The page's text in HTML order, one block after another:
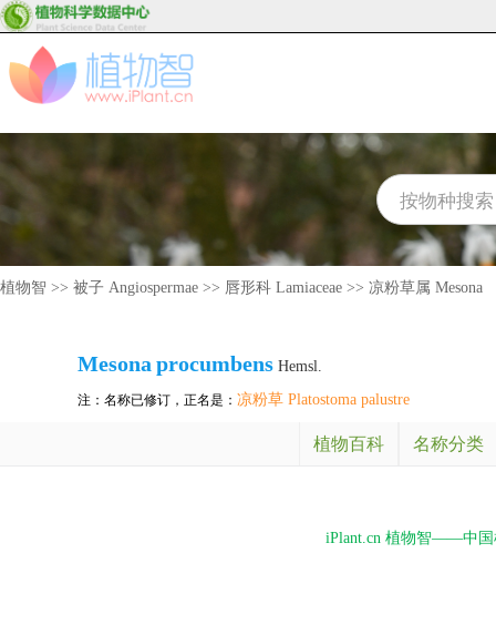
植物智 >> 被子 Angiospermae >> 唇形科 Lamiaceae >> 凉粉草属 Mesona
Mesona procumbens Hemsl.
注：名称已修订，正名是： 凉粉草 Platostoma palustre
植物百科 名称分类
iPlant.cn 植物智——中国